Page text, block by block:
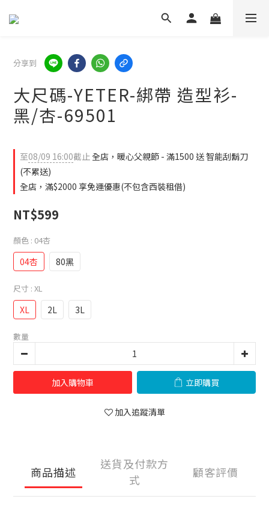
分享到
大尺碼-YETER-綁帶 造型衫-
黑/杏-69501
至08/09 16:00截止全店，暖心父親節 - 滿1500 送 智能刮鬍刀
(不累送)
全店，滿$2000 享免運優惠(不包含西裝租借)
NT$599
顏色 : 04杏
04杏 80黑
尺寸 : XL
XL 2L 3L
數量
加入購物車 立即購買
加入追蹤清單
商品描述
送貨及付款方
式
顧客評價